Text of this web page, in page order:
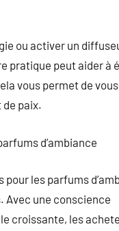
ou activer un
pratique peut aider à
vous permet de
de paix.
d’ambiance
pour les parfums
Avec une conscience
croissante, les